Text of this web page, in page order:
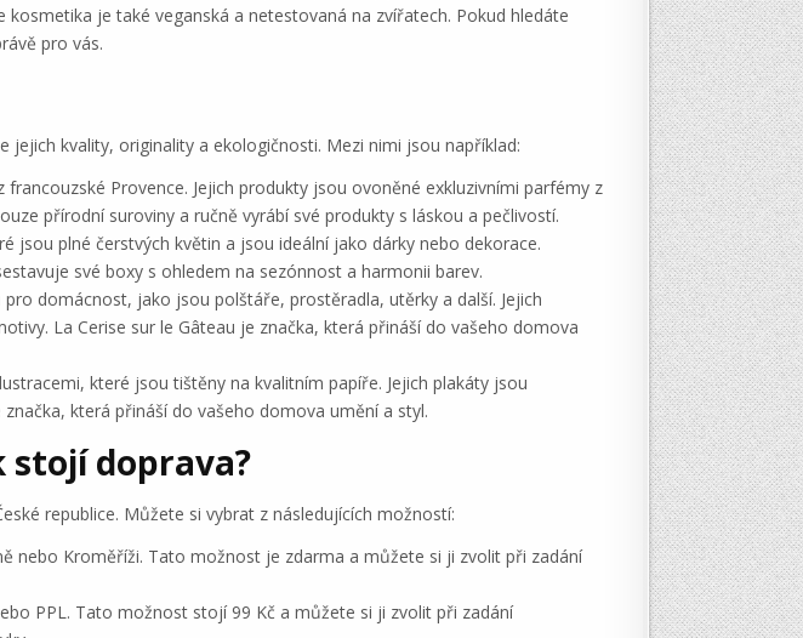
je také veganská a netestovaná na zvířatech. Pokud hledáte
pro vás.
kvality, originality a ekologičnosti. Mezi nimi jsou například:
Provence. Jejich produkty jsou ovoněné exkluzivními parfémy z
přírodní suroviny a ručně vyrábí své produkty s láskou a pečlivostí.
jsou plné čerstvých květin a jsou ideální jako dárky nebo dekorace.
své boxy s ohledem na sezónnost a harmonii barev.
domácnost, jako jsou polštáře, prostěradla, utěrky a další. Jejich
La Cerise sur le Gâteau je značka, která přináší do vašeho domova
které jsou tištěny na kvalitním papíře. Jejich plakáty jsou
která přináší do vašeho domova umění a styl.
stojí doprava?
republice. Můžete si vybrat z následujících možností:
nebo Kroměříži. Tato možnost je zdarma a můžete si ji zvolit při zadání
PPL. Tato možnost stojí 99 Kč a můžete si ji zvolit při zadání